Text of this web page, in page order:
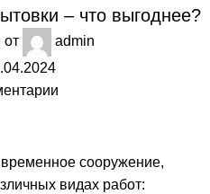
– что выгоднее?
admin
сооружение,
видах работ: